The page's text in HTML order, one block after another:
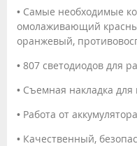
• Самые необходимые
омолаживающий
оранжевый,
• 807 светодиодов для
• Съемная накладка
• Работа от
• Качественный,